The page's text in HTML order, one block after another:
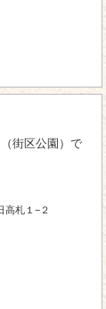
街区公園）で
高札１−２